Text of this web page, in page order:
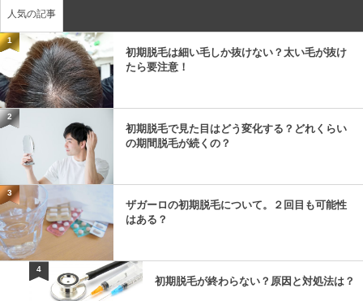
人気の記事
1
初期脱毛は細い毛しか抜けない？太い毛が抜け
たら要注意！
2
初期脱毛で見た目はどう変化する？どれくらい
の期間脱毛が続くの？
3
ザガーロの初期脱毛について。２回目も可能性
はある？
4
初期脱毛が終わらない？原因と対処法は？